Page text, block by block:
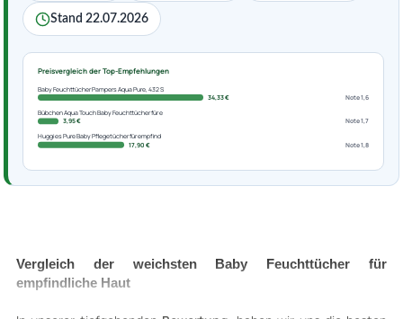
Stand 22.07.2026
Preisvergleich der Top-Empfehlungen
Baby Feuchttücher Pampers Aqua Pure, 432 S
34,33 €
Note 1,6
Bübchen Aqua Touch Baby Feuchttücher für e
3,95 €
Note 1,7
Huggies Pure Baby Pflegetücher für empfind
17,90 €
Note 1,8
Vergleich der weichsten Baby Feuchttücher für
empfindliche Haut